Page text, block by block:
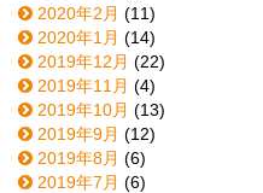
2020年2月 (11)
2020年1月 (14)
2019年12月 (22)
2019年11月 (4)
2019年10月 (13)
2019年9月 (12)
2019年8月 (6)
2019年7月 (6)